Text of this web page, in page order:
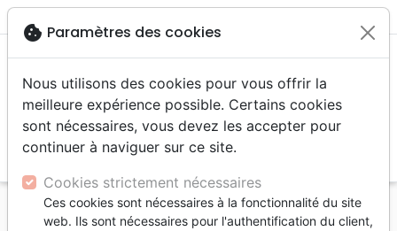
menu
Accueil Auteurs Gonin Michaël
cookie Paramètres des cookies
Nous utilisons des cookies pour vous offrir la
meilleure expérience possible. Certains cookies
sont nécessaires, vous devez les accepter pour
continuer à naviguer sur ce site.
Cookies strictement nécessaires
Ces cookies sont nécessaires à la fonctionnalité du site
web. Ils sont nécessaires pour l'authentification du client,